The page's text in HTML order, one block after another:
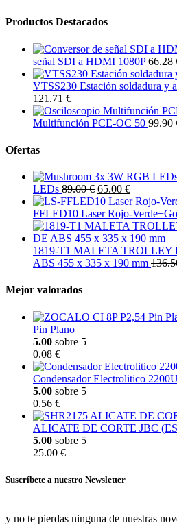
Productos Destacados
señal SDI a HDMI 1080P 66.28
VTSS230 Estación soldadura y
121.71 €
Multifunción PCE-OC 50 99.90
Ofertas
LEDs 89.00 € 65.00 €
FFLED10 Laser Rojo-
1819-T1 MALETA
ABS 455 x 335 x 190 mm
Mejor valorados
Pin Plano
5.00 sobre 5
0.08 €
Condensador Electrolitico
5.00 sobre 5
0.56 €
ALICATE DE CORTE JBC
5.00 sobre 5
25.00 €
Suscríbete a nuestro Newsletter
y no te pierdas ninguna de nuestras